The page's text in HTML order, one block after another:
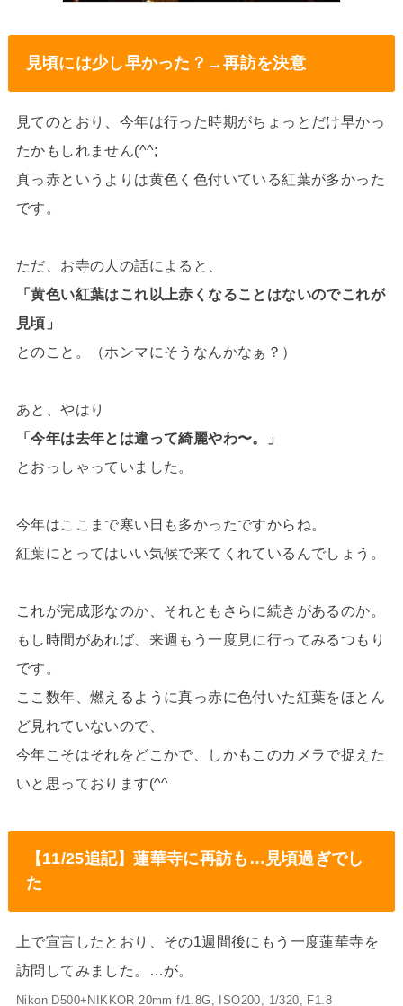
見頃には少し早かった？→再訪を決意
見てのとおり、今年は行った時期がちょっとだけ早かっ
たかもしれません(^^;
真っ赤というよりは黄色く色付いている紅葉が多かった
です。
ただ、お寺の人の話によると、
「黄色い紅葉はこれ以上赤くなることはないのでこれが
見頃」
とのこと。（ホンマにそうなんかなぁ？）
あと、やはり
「今年は去年とは違って綺麗やわ〜。」
とおっしゃっていました。
今年はここまで寒い日も多かったですからね。
紅葉にとってはいい気候で来てくれているんでしょう。
これが完成形なのか、それともさらに続きがあるのか。
もし時間があれば、来週もう一度見に行ってみるつもり
です。
ここ数年、燃えるように真っ赤に色付いた紅葉をほとん
ど見れていないので、
今年こそはそれをどこかで、しかもこのカメラで捉えた
いと思っております(^^
【11/25追記】蓮華寺に再訪も…見頃過ぎでし
た
上で宣言したとおり、その1週間後にもう一度蓮華寺を
訪問してみました。…が。
Nikon D500+NIKKOR 20mm f/1.8G, ISO200, 1/320, F1.8